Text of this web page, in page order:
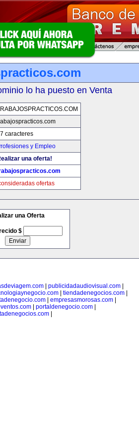
lo ha puesto en Venta
caracteres
y Empleo
una oferta!
ofertas
una Oferta
$
publicidadaudiovisual.com
| tiendadenegocios.com|
| empresasmorosas.com|
portaldenegocio.com
|